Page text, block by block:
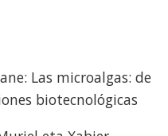
Las microalgas: de
biotecnológicas